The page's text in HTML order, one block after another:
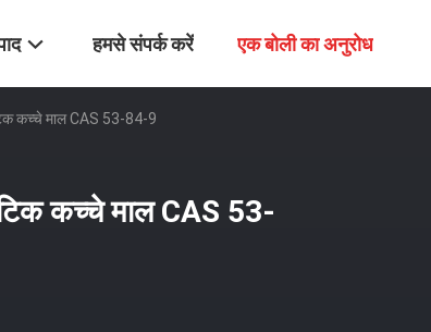
हमसे संपर्क करें एक बोली का अनुरोध
कच्चे माल CAS 53-84-9
कच्चे माल CAS 53-